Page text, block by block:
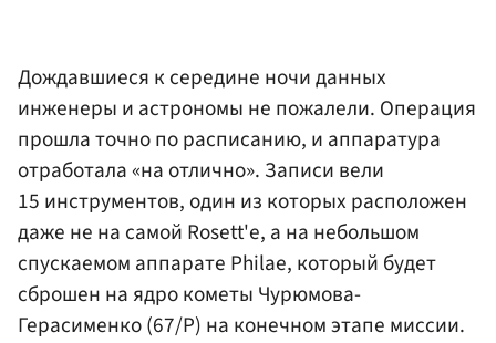
Дождавшиеся к середине ночи данных
инженеры и астрономы не пожалели. Операция
прошла точно по расписанию, и аппаратура
отработала «на отлично». Записи вели
15 инструментов, один из которых расположен
даже не на самой Rosett'е, а на небольшом
спускаемом аппарате Philae, который будет
сброшен на ядро кометы Чурюмова-
Герасименко (67/P) на конечном этапе миссии.